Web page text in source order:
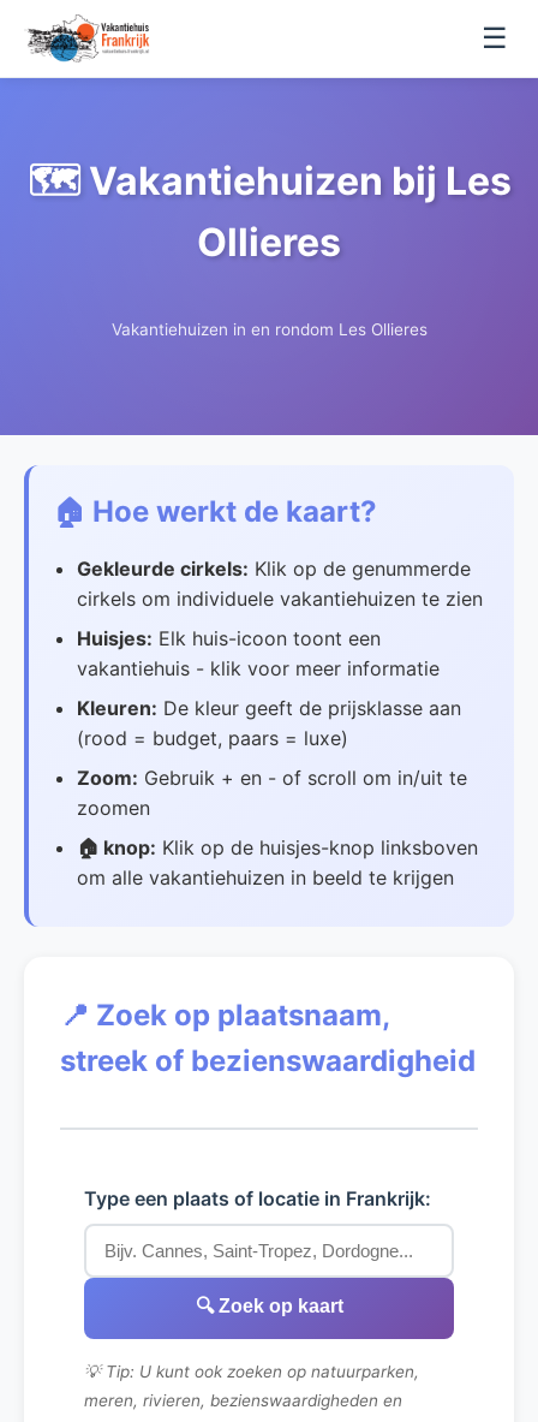
☰
🗺️ Vakantiehuizen bij Les
Ollieres
Vakantiehuizen in en rondom Les Ollieres
🏠 Hoe werkt de kaart?
Gekleurde cirkels: Klik op de genummerde
cirkels om individuele vakantiehuizen te zien
Huisjes: Elk huis-icoon toont een
vakantiehuis - klik voor meer informatie
Kleuren: De kleur geeft de prijsklasse aan
(rood = budget, paars = luxe)
Zoom: Gebruik + en - of scroll om in/uit te
zoomen
🏠 knop: Klik op de huisjes-knop linksboven
om alle vakantiehuizen in beeld te krijgen
📍 Zoek op plaatsnaam,
streek of bezienswaardigheid
Type een plaats of locatie in Frankrijk:
🔍 Zoek op kaart
💡 Tip: U kunt ook zoeken op natuurparken,
meren, rivieren, bezienswaardigheden en